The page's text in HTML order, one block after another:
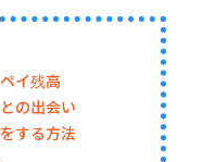
イ残高
の出会い
する方法